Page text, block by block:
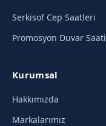
Serkisof Cep Saatleri
Promosyon Duvar Saati
Kurumsal
Hakkımızda
Markalarımız